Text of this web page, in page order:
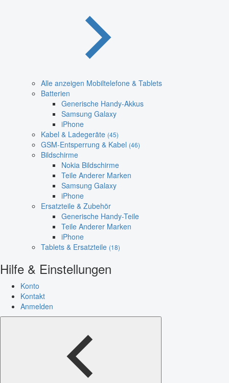
Alle anzeigen Mobiltelefone & Tablets
Batterien
Generische Handy-Akkus
Samsung Galaxy
iPhone
Kabel & Ladegeräte (45)
GSM-Entsperrung & Kabel (46)
Bildschirme
Nokia Bildschirme
Teile Anderer Marken
Samsung Galaxy
iPhone
Ersatzteile & Zubehör
Generische Handy-Teile
Teile Anderer Marken
iPhone
Tablets & Ersatzteile (18)
Hilfe & Einstellungen
Konto
Kontakt
Anmelden